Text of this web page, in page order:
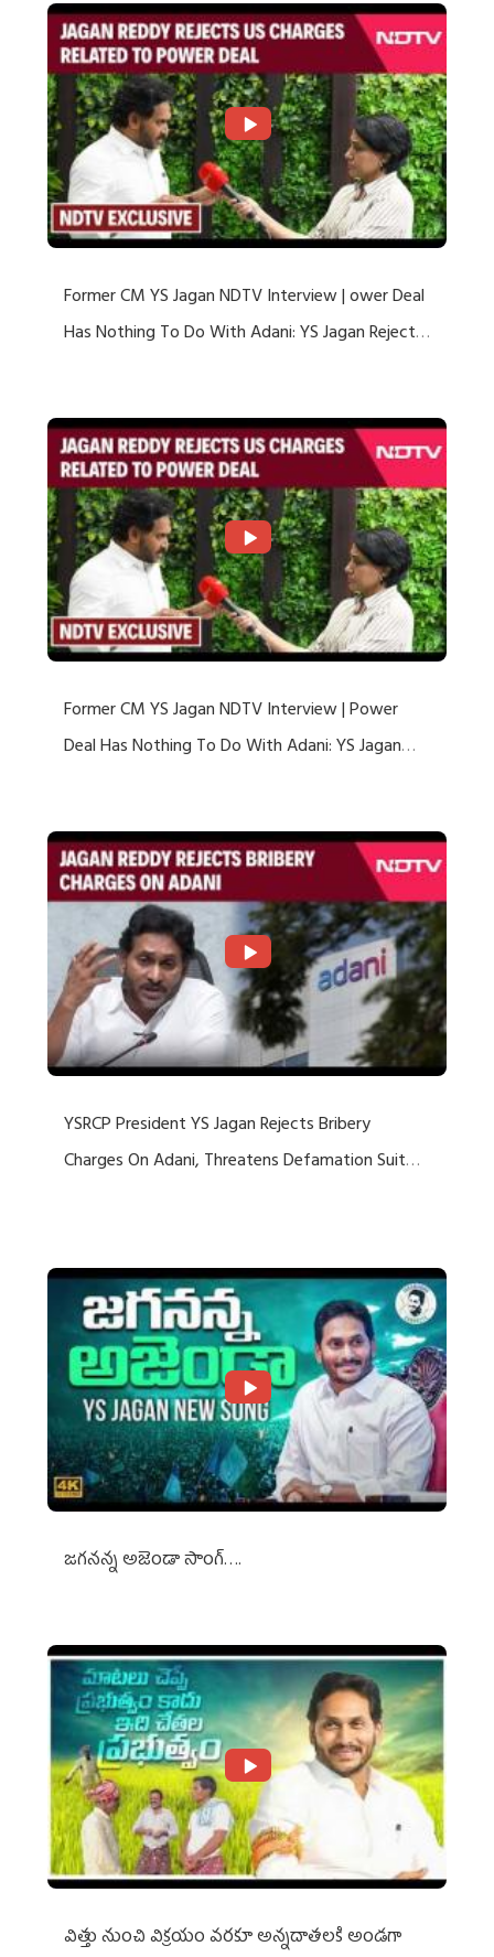
Former CM YS Jagan NDTV Interview | ower Deal
Has Nothing To Do With Adani: YS Jagan Rejects
Former CM YS Jagan NDTV Interview | Power
Deal Has Nothing To Do With Adani: YS Jagan
YSRCP President YS Jagan Rejects Bribery
Charges On Adani, Threatens Defamation Suit
జగనన్న అజెండా సాంగ్….
విత్తు నుంచి విక్రయం వరకూ అన్నదాతలకి అండగా